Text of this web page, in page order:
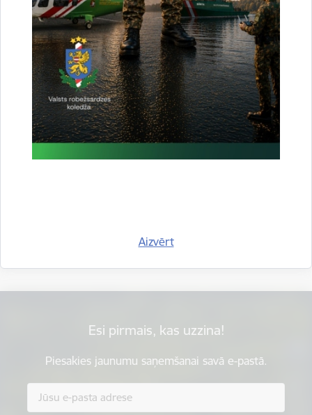
Aizvērt
Esi pirmais, kas uzzina!
Piesakies jaunumu saņemšanai savā e-pastā.